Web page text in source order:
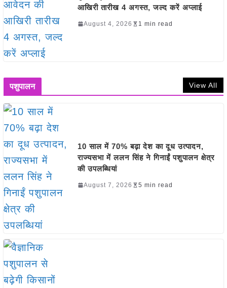
आखिरी तारीख 4 अगस्त, जल्द करें अप्लाई
August 4, 2026 1 min read
पशुपालन View All
10 साल में 70% बढ़ा देश का दूध उत्पादन,
राज्यसभा में ललन सिंह ने गिनाईं पशुपालन क्षेत्र
की उपलब्धियां
August 7, 2026 5 min read